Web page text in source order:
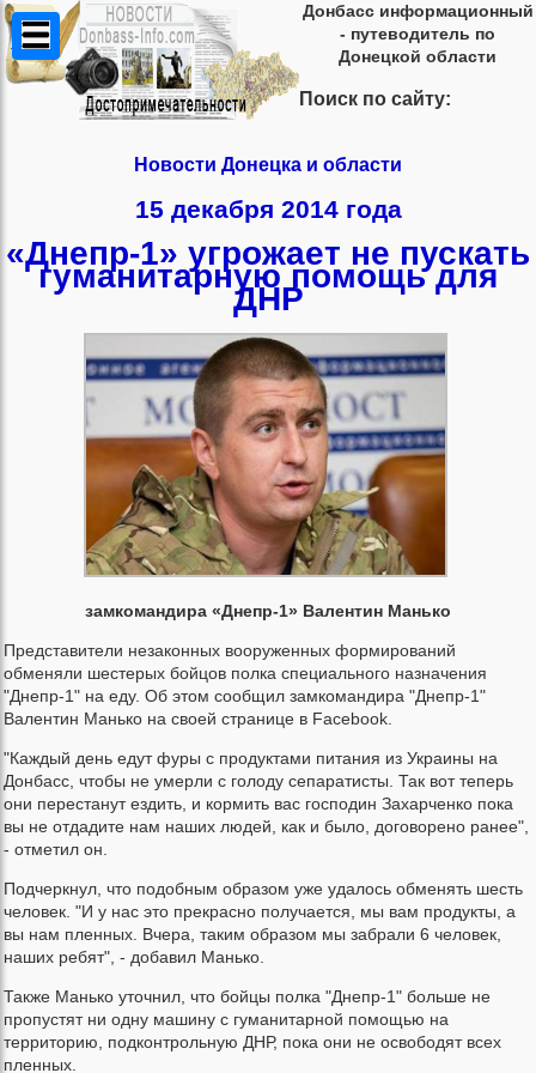
Донбасс информационный
- путеводитель по
Донецкой области
Поиск по сайту:
Новости Донецка и области
15 декабря 2014 года
«Днепр-1» угрожает не пускать
гуманитарную помощь для
ДНР
замкомандира «Днепр-1» Валентин Манько
Представители незаконных вооруженных формирований
обменяли шестерых бойцов полка специального назначения
"Днепр-1" на еду. Об этом сообщил замкомандира "Днепр-1"
Валентин Манько на своей странице в Facebook.
"Каждый день едут фуры с продуктами питания из Украины на
Донбасс, чтобы не умерли с голоду сепаратисты. Так вот теперь
они перестанут ездить, и кормить вас господин Захарченко пока
вы не отдадите нам наших людей, как и было, договорено ранее",
- отметил он.
Подчеркнул, что подобным образом уже удалось обменять шесть
человек. "И у нас это прекрасно получается, мы вам продукты, а
вы нам пленных. Вчера, таким образом мы забрали 6 человек,
наших ребят", - добавил Манько.
Также Манько уточнил, что бойцы полка "Днепр-1" больше не
пропустят ни одну машину с гуманитарной помощью на
территорию, подконтрольную ДНР, пока они не освободят всех
пленных.